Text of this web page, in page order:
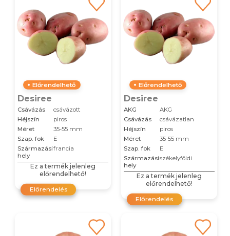
Előrendelhető
Desiree
Csávázás
csávázott
Héjszín
piros
Méret
35-55 mm
Szap. fok
E
Származási
hely
francia
Ez a termék jelenleg
előrendelhető!
Előrendelés
Előrendelhető
Desiree
AKG
AKG
Csávázás
csávázatlan
Héjszín
piros
Méret
35-55 mm
Szap. fok
E
Származási
hely
székelyföldi
Ez a termék jelenleg
előrendelhető!
Előrendelés